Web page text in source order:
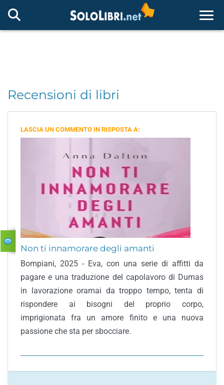
Recensioni di libri
LASCIA UN COMMENTO IN RISPOSTA A:
Non ti innamorare degli amanti
Bompiani, 2025 - Eva, con una serie di affitti da
pagare e una traduzione del capolavoro di Dumas
in lavorazione oramai da troppo tempo, tenta di
rispondere ai bisogni del proprio corpo,
imprigionata fra un amore finito e una nuova
passione che sta per sbocciare.